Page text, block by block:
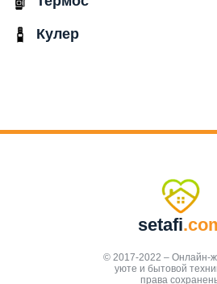
Кулер
setafi
© 2017-2022 – Онлайн-
уюте и бытовой
права